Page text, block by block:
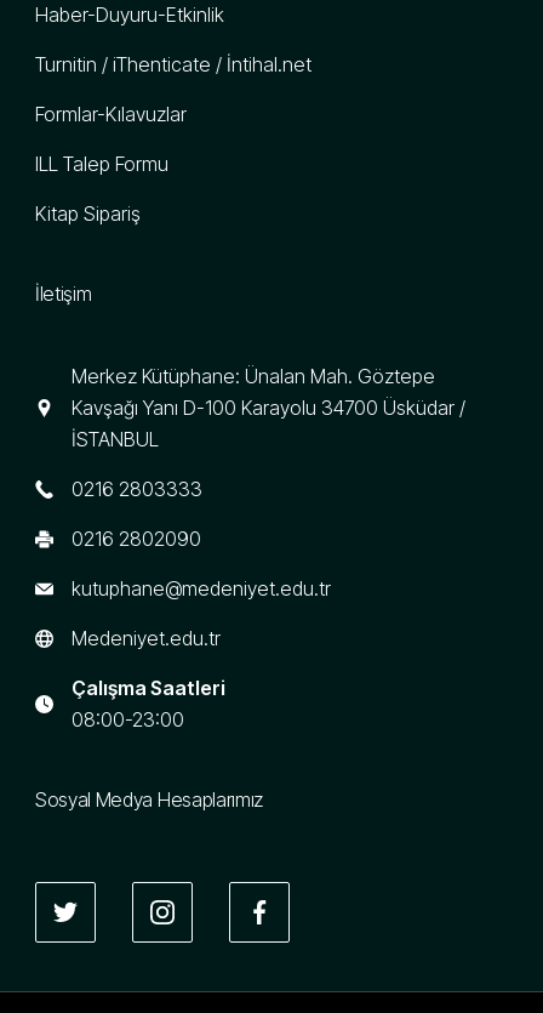
Haber-Duyuru-Etkinlik
Turnitin / iThenticate / İntihal.net
Formlar-Kılavuzlar
ILL Talep Formu
Kitap Sipariş
İletişim
Merkez Kütüphane: Ünalan Mah. Göztepe
Kavşağı Yanı D-100 Karayolu 34700 Üsküdar /
İSTANBUL
0216 2803333
0216 2802090
kutuphane@medeniyet.edu.tr
Medeniyet.edu.tr
Çalışma Saatleri
08:00-23:00
Sosyal Medya Hesaplarımız